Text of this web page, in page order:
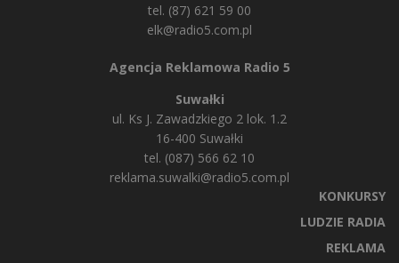
tel. (87) 621 59 00
elk@radio5.com.pl
Agencja Reklamowa Radio 5
Suwałki
ul. Ks J. Zawadzkiego 2 lok. 1.2
16-400 Suwałki
tel. (087) 566 62 10
reklama.suwalki@radio5.com.pl
KONKURSY
LUDZIE RADIA
REKLAMA